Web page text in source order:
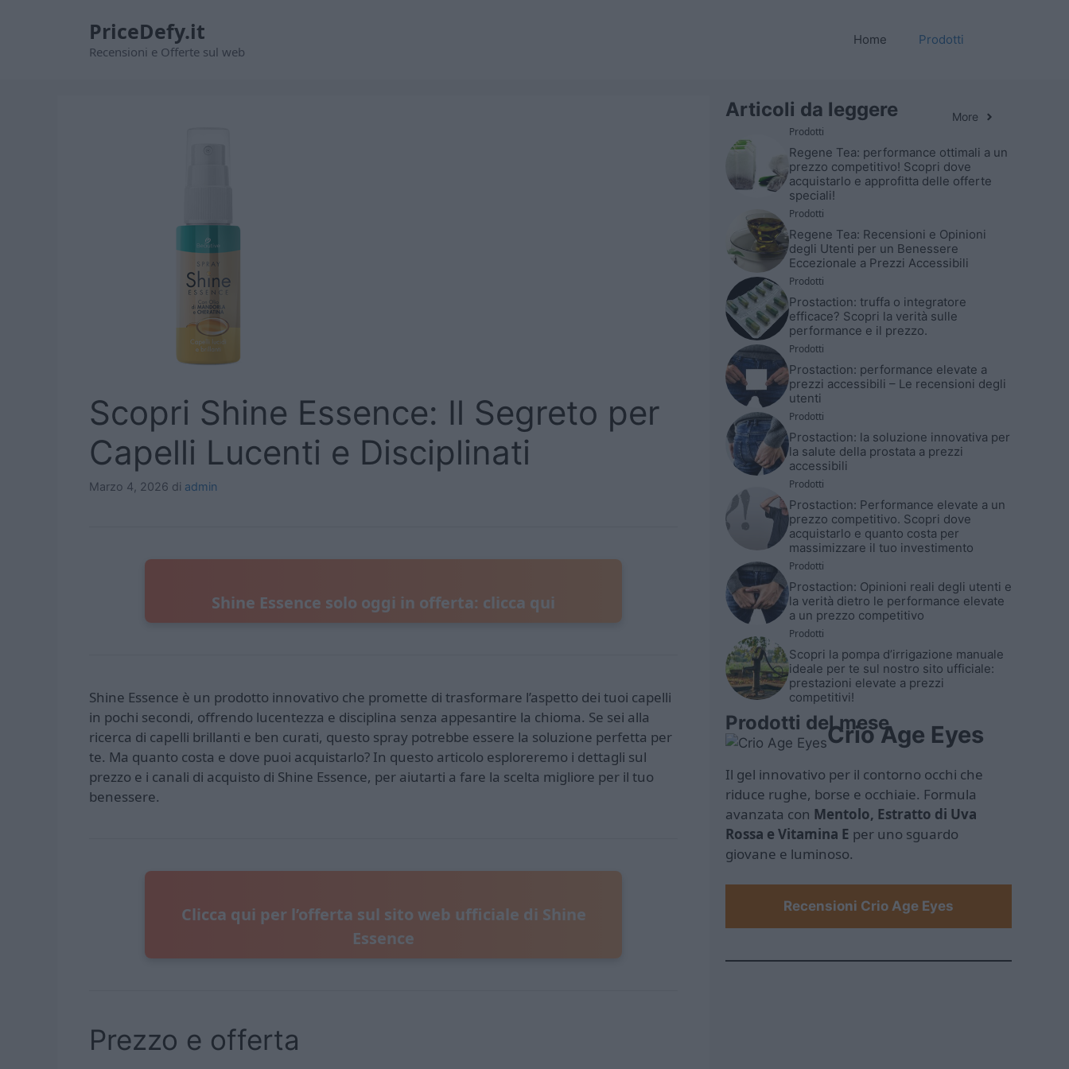
PriceDefy.it
Recensioni e Offerte sul web
Home Prodotti
Scopri Shine Essence: Il Segreto per
Capelli Lucenti e Disciplinati
Marzo 4, 2026 di admin
Shine Essence solo oggi in offerta: clicca qui
Shine Essence è un prodotto innovativo che promette di trasformare l’aspetto dei tuoi capelli
in pochi secondi, offrendo lucentezza e disciplina senza appesantire la chioma. Se sei alla
ricerca di capelli brillanti e ben curati, questo spray potrebbe essere la soluzione perfetta per
te. Ma quanto costa e dove puoi acquistarlo? In questo articolo esploreremo i dettagli sul
prezzo e i canali di acquisto di Shine Essence, per aiutarti a fare la scelta migliore per il tuo
benessere.
Clicca qui per l’offerta sul sito web ufficiale di Shine
Essence
Prezzo e offerta
Articoli da leggere
More
Prodotti
Regene Tea: performance ottimali a un
prezzo competitivo! Scopri dove
acquistarlo e approfitta delle offerte
speciali!
Prodotti
Regene Tea: Recensioni e Opinioni
degli Utenti per un Benessere
Eccezionale a Prezzi Accessibili
Prodotti
Prostaction: truffa o integratore
efficace? Scopri la verità sulle
performance e il prezzo.
Prodotti
Prostaction: performance elevate a
prezzi accessibili – Le recensioni degli
utenti
Prodotti
Prostaction: la soluzione innovativa per
la salute della prostata a prezzi
accessibili
Prodotti
Prostaction: Performance elevate a un
prezzo competitivo. Scopri dove
acquistarlo e quanto costa per
massimizzare il tuo investimento
Prodotti
Prostaction: Opinioni reali degli utenti e
la verità dietro le performance elevate
a un prezzo competitivo
Prodotti
Scopri la pompa d’irrigazione manuale
ideale per te sul nostro sito ufficiale:
prestazioni elevate a prezzi
competitivi!
Prodotti del meseCrio Age Eyes
Il gel innovativo per il contorno occhi che
riduce rughe, borse e occhiaie. Formula
avanzata con Mentolo, Estratto di Uva
Rossa e Vitamina E per uno sguardo
giovane e luminoso.
Recensioni Crio Age Eyes